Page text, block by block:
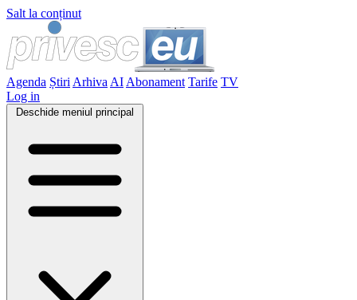
Salt la conținut
Agenda Știri Arhiva AI Abonament Tarife TV
Log in
Deschide meniul principal